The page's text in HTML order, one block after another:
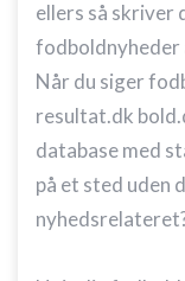
ellers så skriver
fodboldnyheder
Når du siger
resultat.dk
database med
på et sted uden